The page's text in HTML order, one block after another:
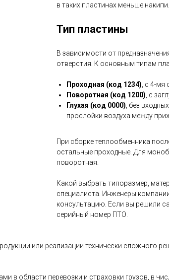
в таких пластинах меньше накипи.
Тип пластины
В зависимости от
отверстия. К основным типам
Проходная (код 1234), с 4-мя
Поворотная (код 1200), с
Глухая (код 0000), без
прослойки воздуха между
При сборке теплообменника
остальные проходные. Для
поворотная.
Какой выбрать типоразмер,
специалиста. Инженеры
консультацию. Если вы решили
серийный номер ПТО.
или реализации технически сложного
в области перевозки и страховки грузов, в